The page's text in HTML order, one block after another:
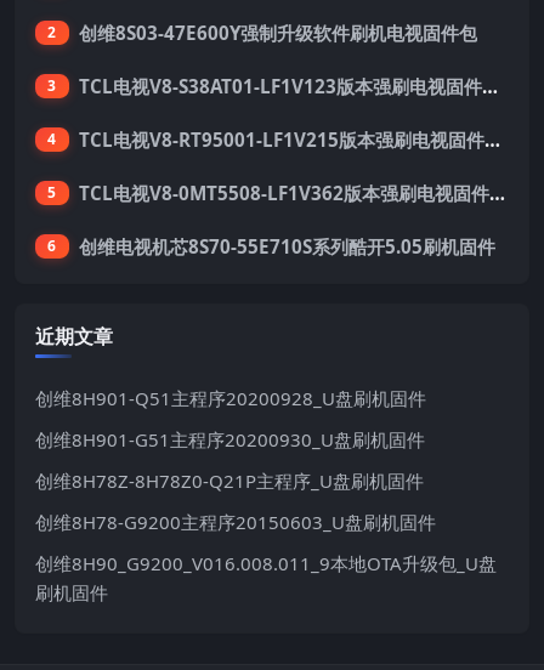
2 创维8S03-47E600Y强制升级软件刷机电视固件包
3 TCL电视V8-S38AT01-LF1V123版本强刷电视固件包下载
4 TCL电视V8-RT95001-LF1V215版本强刷电视固件包下载
5 TCL电视V8-0MT5508-LF1V362版本强刷电视固件包下载
6 创维电视机芯8S70-55E710S系列酷开5.05刷机固件
近期文章
创维8H901-Q51主程序20200928_U盘刷机固件
创维8H901-G51主程序20200930_U盘刷机固件
创维8H78Z-8H78Z0-Q21P主程序_U盘刷机固件
创维8H78-G9200主程序20150603_U盘刷机固件
创维8H90_G9200_V016.008.011_9本地OTA升级包_U盘
刷机固件